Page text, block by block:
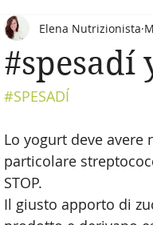
#spesadí
Elena Nutrizionista
#SPESADÍ
Lo yogurt deve
particolare
STOP.
Il giusto apporto di